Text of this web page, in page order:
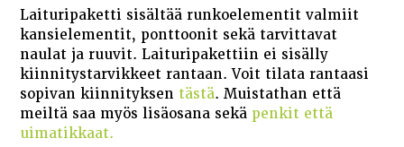
Laituripaketti sisältää runkoelementit valmiit
kansielementit, ponttoonit sekä tarvittavat
naulat ja ruuvit. Laituripakettiin ei sisälly
kiinnitystarvikkeet rantaan. Voit tilata rantaasi
sopivan kiinnityksen tästä. Muistathan että
meiltä saa myös lisäosana sekä penkit että
uimatikkaat.